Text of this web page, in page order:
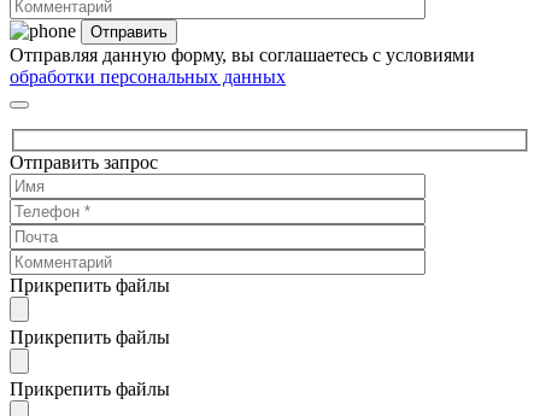
Отправляя данную форму, вы соглашаетесь с условиями
обработки персональных данных
Отправить запрос
Прикрепить файлы
Прикрепить файлы
Прикрепить файлы